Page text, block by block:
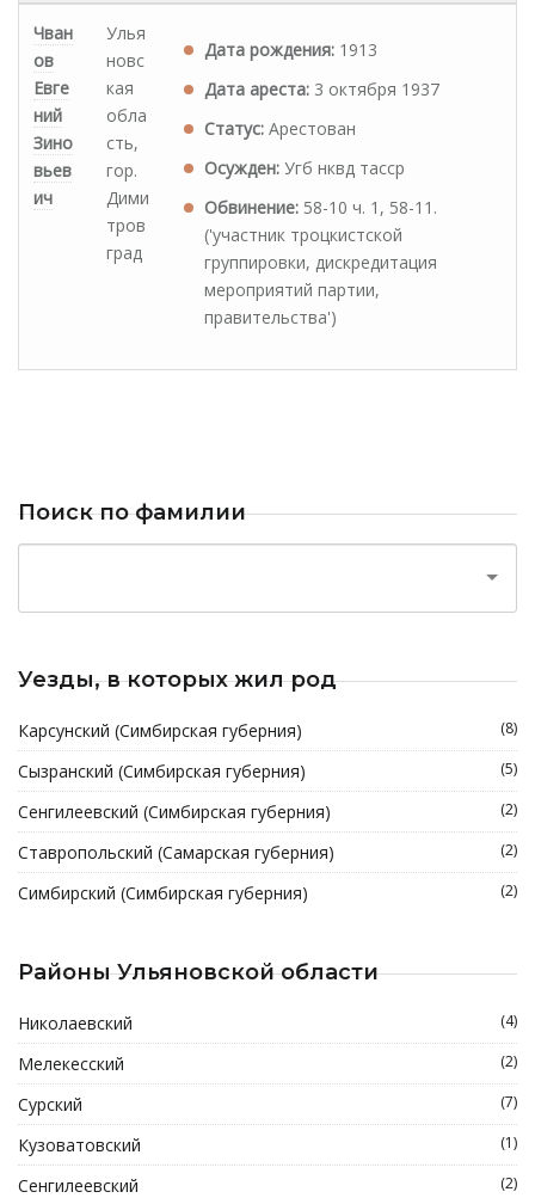
Чван
ов
Евге
ний
Зино
вьев
ич
Улья
новс
кая
обла
сть,
гор.
Дими
тров
град
Дата рождения: 1913
Дата ареста: 3 октября 1937
Статус: Арестован
Осужден: Угб нквд тасср
Обвинение: 58-10 ч. 1, 58-11.
('участник троцкистской
группировки, дискредитация
мероприятий партии,
правительства')
Поиск по фамилии
Уезды, в которых жил род
Карсунский (Симбирская губерния) (8)
Сызранский (Симбирская губерния) (5)
Сенгилеевский (Симбирская губерния) (2)
Ставропольский (Самарская губерния) (2)
Симбирский (Симбирская губерния) (2)
Районы Ульяновской области
Николаевский (4)
Мелекесский (2)
Сурский (7)
Кузоватовский (1)
Сенгилеевский (2)